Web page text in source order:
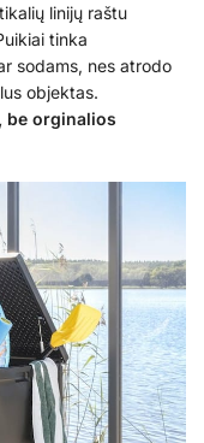
linijų raštu
tinka
sodams, nes atrodo
objektas.
be orginalios